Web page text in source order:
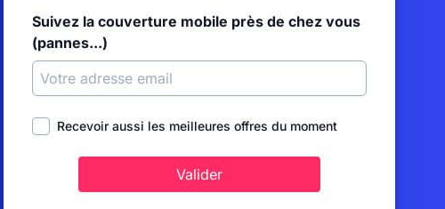
Suivez la couverture mobile près de chez vous
(pannes...)
Recevoir aussi les meilleures offres du moment
Valider